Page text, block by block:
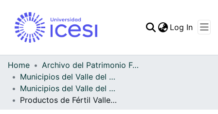
Log In
Home
Archivo del Patrimonio Fotográfico y Fílmico del Valle del Cauca
Municipios del Valle del Cauca
Municipios del Valle del Cauca
Productos de Fértil Valle. Ginebra